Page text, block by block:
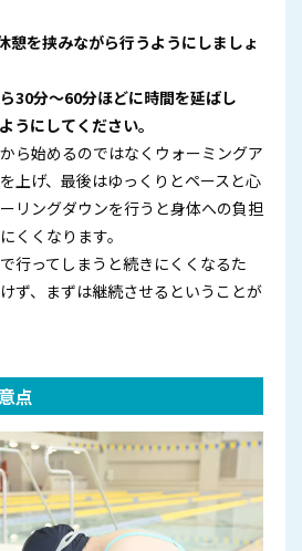
を挟みながら行うようにしましょ
30分～60分ほどに時間を延ばし
うにしてください。
ら始めるのではなくウォーミングア
上げ、最後はゆっくりとペースと心
リングダウンを行うと身体への負担
くくなります。
行ってしまうと続きにくくなるた
ず、まずは継続させるということが
点